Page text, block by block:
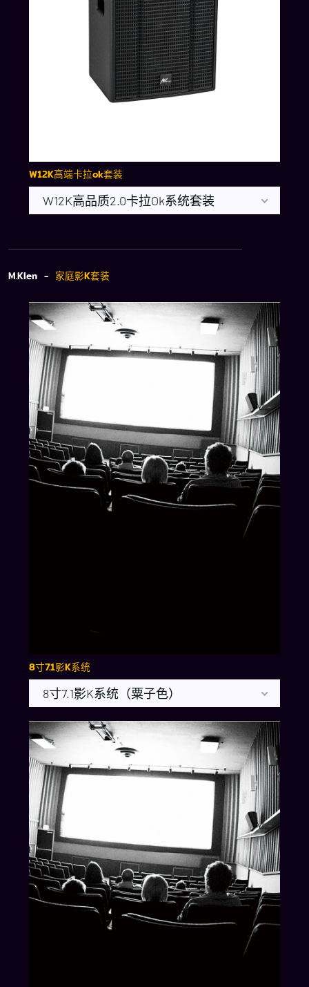
W12K高端卡拉ok套装
W12K高品质2.0卡拉ok系统套装
M.Klen - 家庭影K套装
8寸7.1影K系统
8寸7.1影K系统（粟子色）